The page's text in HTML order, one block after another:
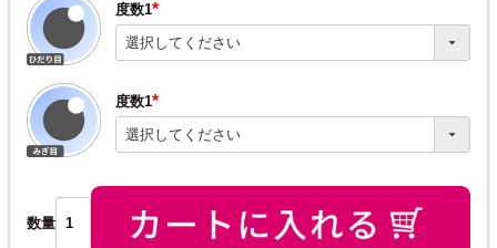
度数1
(必
須)
度数1
(必
須)
数量